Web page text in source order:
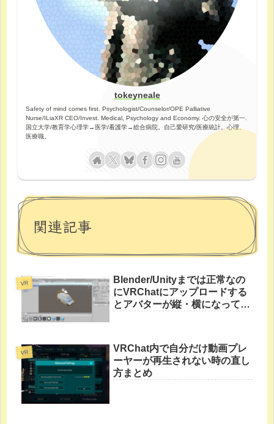
tokeyneale
Safety of mind comes first. Psychologist/Counselor/OPE Palliative
Nurse/ILiaXR CEO/Invest. Medical, Psychology and Economy. 心の安全が第一.
国立大学/教育学心理学→医学/看護学→総合病院。自己愛研究/医療統計。心理、
医療職。
関連記事
VR
Blender/Unityまでは正常なの
にVRChatにアップロードする
とアバターが縦・横になってし
VR
VRChat内で自分だけ動画プレ
ーヤーが再生されない時の直し
方まとめ